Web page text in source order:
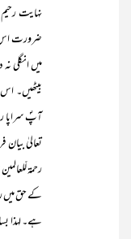
نہایت
ضرورت اس
میں انگلی
بیٹھیں۔
آپؐ سراپا
تعالیٰ
رحمۃ
کے حق میں
ہے۔ لہذا